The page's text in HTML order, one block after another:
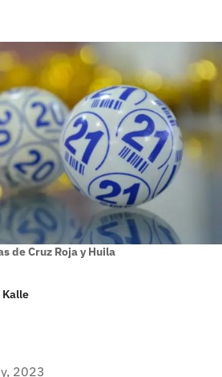
de Cruz Roja y Huila
Kalle
2023